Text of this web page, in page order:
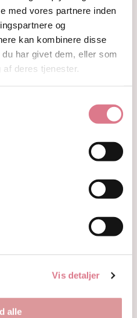
med vores partnere inden
og
kan kombinere disse
har givet dem, eller som
deres tjenester.
Vis detaljer
alle
krystaller